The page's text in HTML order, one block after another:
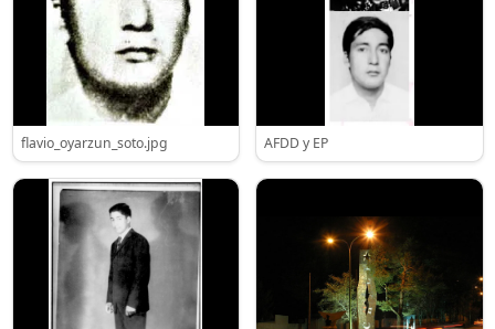
flavio_oyarzun_soto.jpg AFDD y EP